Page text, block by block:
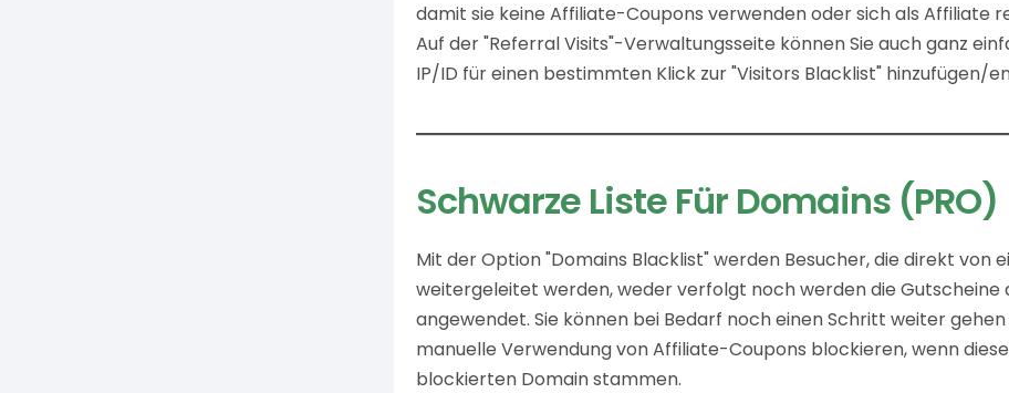
damit sie keine Affiliate-Coupons verwenden oder sich als Affiliate
Auf der "Referral Visits"-Verwaltungsseite können Sie auch ganz
IP/ID für einen bestimmten Klick zur "Visitors Blacklist" hinzufügen/
Schwarze Liste Für Domains (PRO)
Mit der Option "Domains Blacklist" werden Besucher, die direkt von
weitergeleitet werden, weder verfolgt noch werden die Gutscheine
angewendet. Sie können bei Bedarf noch einen Schritt weiter gehen
manuelle Verwendung von Affiliate-Coupons blockieren, wenn
blockierten Domain stammen.